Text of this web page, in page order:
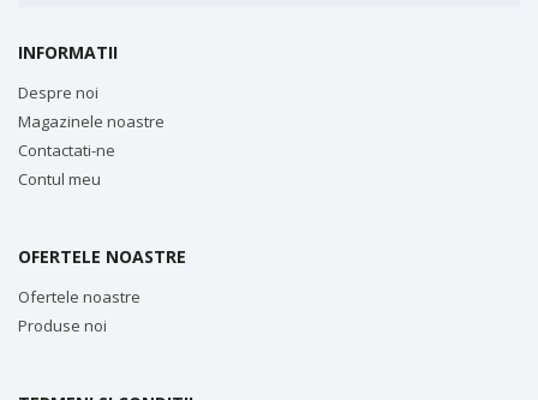
INFORMATII
Despre noi
Magazinele noastre
Contactati-ne
Contul meu
OFERTELE NOASTRE
Ofertele noastre
Produse noi